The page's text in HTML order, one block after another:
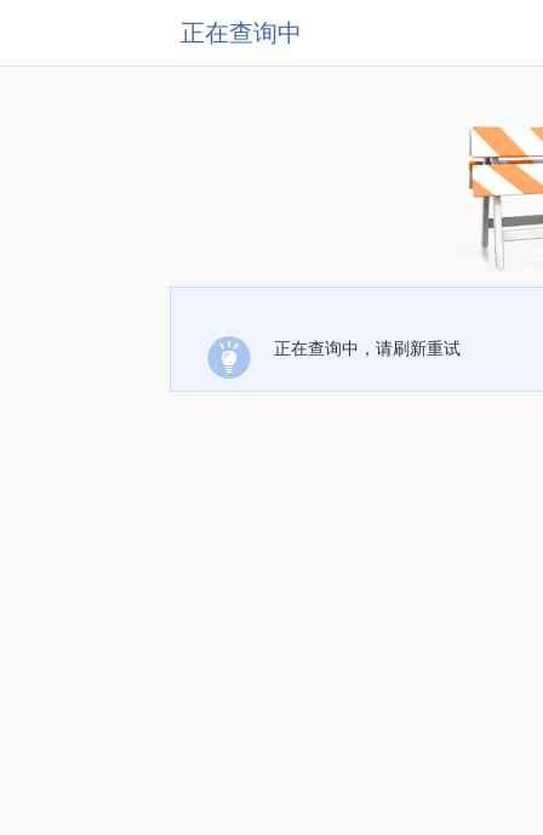
正在查询中
正在查询中，请刷新重试